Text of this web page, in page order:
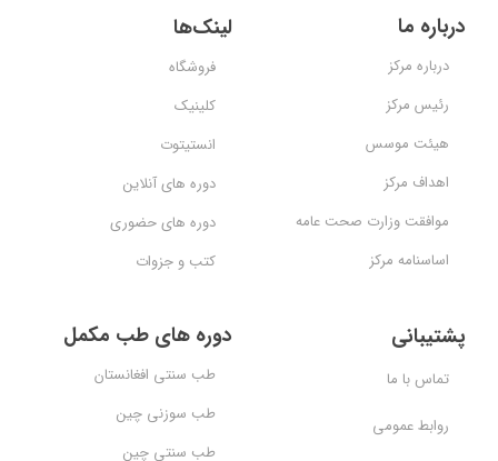
درباره مرکز
رئیس مرکز
هیئت موسس
اهداف مرکز
موافقت وزارت صحت عامه
اساسنامه مرکز
درباره ما لینک‌ها
فروشگاه
کلینیک
انستیتوت
دوره های آنلاین
دوره های حضوری
کتب و جزوات
دوره های طب مکمل
طب سنتی افغانستان
طب سوزنی چین
طب سنتی چین
پشتیبانی
تماس با ما
روابط عمومی